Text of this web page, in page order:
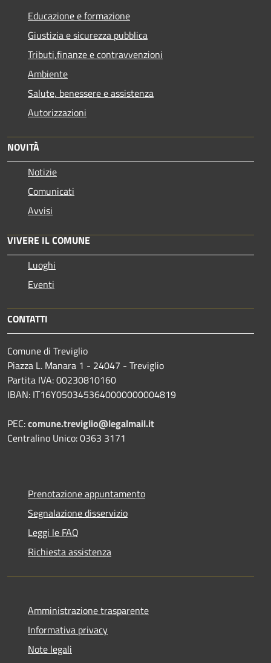
Educazione e formazione
Giustizia e sicurezza pubblica
Tributi,finanze e contravvenzioni
Ambiente
Salute, benessere e assistenza
Autorizzazioni
NOVITÀ
Notizie
Comunicati
Avvisi
VIVERE IL COMUNE
Luoghi
Eventi
CONTATTI
Comune di Treviglio
Piazza L. Manara 1 - 24047 - Treviglio
Partita IVA: 00230810160
IBAN: IT16Y0503453640000000004819
PEC:comune.treviglio@legalmail.it
Centralino Unico: 0363 3171
Prenotazione appuntamento
Segnalazione disservizio
Leggi le FAQ
Richiesta assistenza
Amministrazione trasparente
Informativa privacy
Note legali